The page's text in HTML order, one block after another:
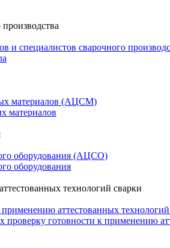
и специалистов сварочного
материалов (АЦСМ)
материалов
оборудования (АЦСО)
оборудования
технологий сварки
аттестованных
проверку готовности к применению